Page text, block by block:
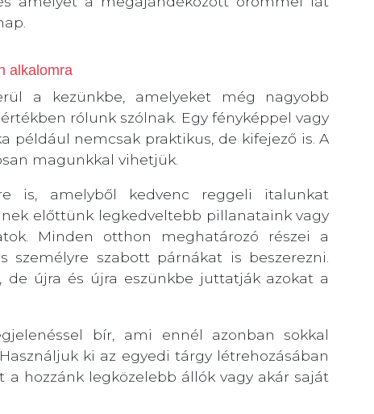
alkalomra
a kezünkbe, amelyeket még nagyobb
rólunk szólnak. Egy fényképpel vagy
például nemcsak praktikus, de kifejező is. A
magunkkal vihetjük.
is, amelyből kedvenc reggeli italunkat
előttünk legkedveltebb pillanataink vagy
Minden otthon meghatározó részei a
személyre szabott párnákat is beszerezni.
de újra és újra eszünkbe juttatják azokat a
bír, ami ennél azonban sokkal
ki az egyedi tárgy létrehozásában
hozzánk legközelebb állók vagy akár saját